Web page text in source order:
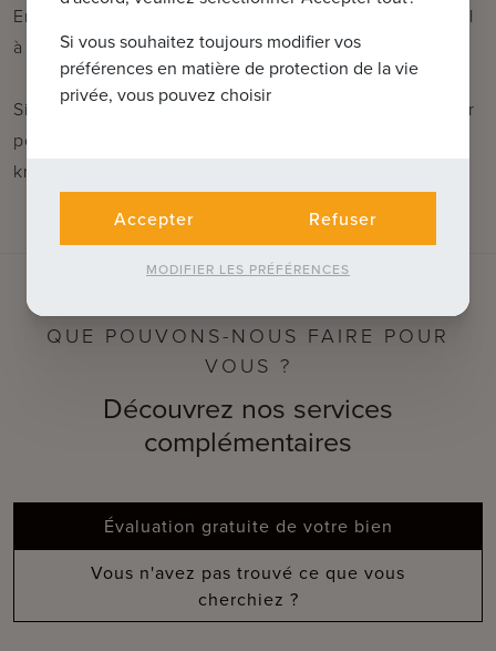
En outre, il y a également une cave privée et un local
à vélos commun.
Si vous êtes intéressé, n'hésitez pas à nous contacter
pour une visite au tél : 050 62 44 14 ou via
knokke@immax.be.
QUE POUVONS-NOUS FAIRE POUR
VOUS ?
Découvrez nos services
complémentaires
Évaluation gratuite de votre bien
Vous n'avez pas trouvé ce que vous
cherchiez ?
Si vous souhaitez toujours modifier vos
préférences en matière de protection de la vie
privée, vous pouvez choisir
Accepter Refuser
MODIFIER LES PRÉFÉRENCES